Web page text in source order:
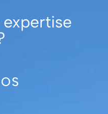
expertise